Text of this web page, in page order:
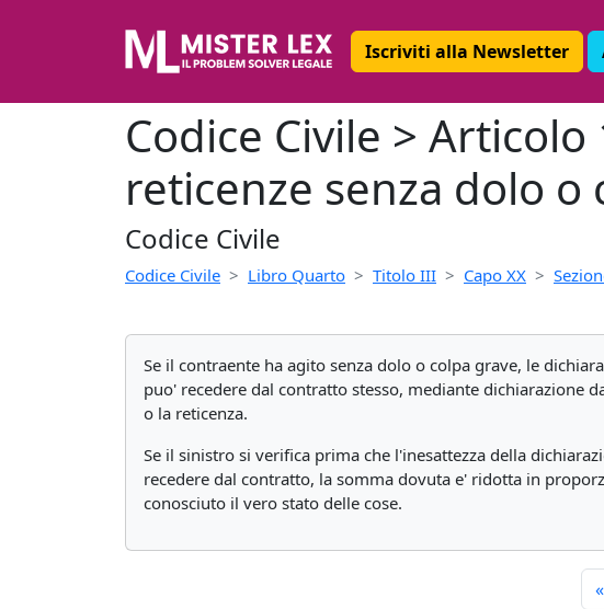
Iscriviti alla Newsletter
Codice Civile >
reticenze senza dolo o
Codice Civile
Codice Civile Libro Quarto Titolo III Capo XX
Se il contraente ha agito senza dolo o colpa grave, le
puo' recedere dal contratto stesso, mediante dichiarazione
o la reticenza.
Se il sinistro si verifica prima che l'inesattezza della
recedere dal contratto, la somma dovuta e' ridotta in
conosciuto il vero stato delle cose.
«